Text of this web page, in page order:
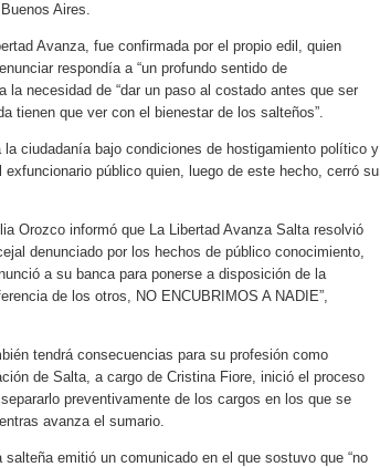
Aires.
Avanza, fue confirmada por el propio edil, quien
respondía a “un profundo sentido de
la necesidad de “dar un paso al costado antes que ser
tienen que ver con el bienestar de los salteños”.
la ciudadanía bajo condiciones de hostigamiento político y
exfuncionario público quien, luego de este hecho, cerró su
Orozco informó que La Libertad Avanza Salta resolvió
denunciado por los hechos de público conocimiento,
a su banca para ponerse a disposición de la
de los otros, NO ENCUBRIMOS A NADIE”,
tendrá consecuencias para su profesión como
de Salta, a cargo de Cristina Fiore, inició el proceso
preventivamente de los cargos en los que se
avanza el sumario.
emitió un comunicado en el que sostuvo que “no